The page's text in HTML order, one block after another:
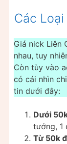
Các
Giá nick Liên
nhau, tuy
Còn tùy vào
có cái nhìn
tin dưới đây:
Dưới
tướng, 1
Từ 50k